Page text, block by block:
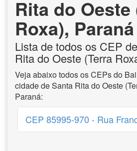
Rita do Oeste
Roxa), Paraná
Lista de todos os CEP
Rita do Oeste (Terra
Veja abaixo todos os CEPs do
cidade de Santa Rita do Oeste
Paraná:
CEP 85995-970 - Rua